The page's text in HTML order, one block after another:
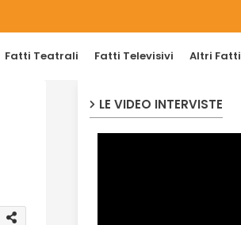
Fatti Teatrali Fatti Televisivi Altri Fatti
LE VIDEO INTERVISTE